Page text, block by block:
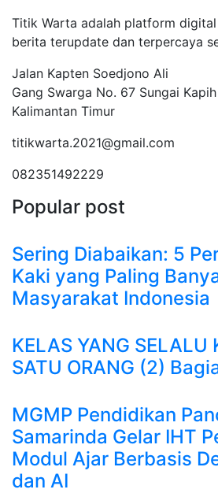
Titik Warta adalah platform
berita terupdate dan terpercaya
Jalan Kapten Soedjono Ali
Gang Swarga No. 67 Sungai
Kalimantan Timur
titikwarta.2021@gmail.com
082351492229
Popular post
Sering Diabaikan: 5
Kaki yang Paling
Masyarakat Indonesia
KELAS YANG SELALU
SATU ORANG (2)
MGMP Pendidikan
Samarinda Gelar IHT
Modul Ajar Berbasis
dan AI